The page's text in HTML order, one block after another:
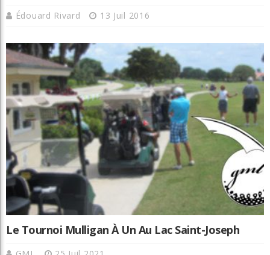
Édouard Rivard 13 Juil 2016
Le Tournoi Mulligan À Un Au Lac Saint-Joseph